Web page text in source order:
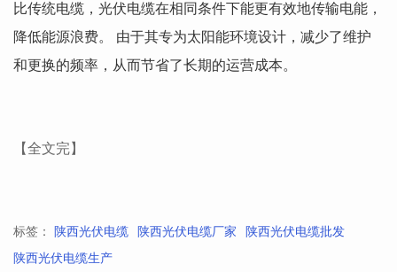
比传统电缆，光伏电缆在相同条件下能更有效地传输电能，
降低能源浪费。 由于其专为太阳能环境设计，减少了维护
和更换的频率，从而节省了长期的运营成本。
【全文完】
标签： 陕西光伏电缆 陕西光伏电缆厂家
陕西光伏电缆批发
陕西光伏电缆生产